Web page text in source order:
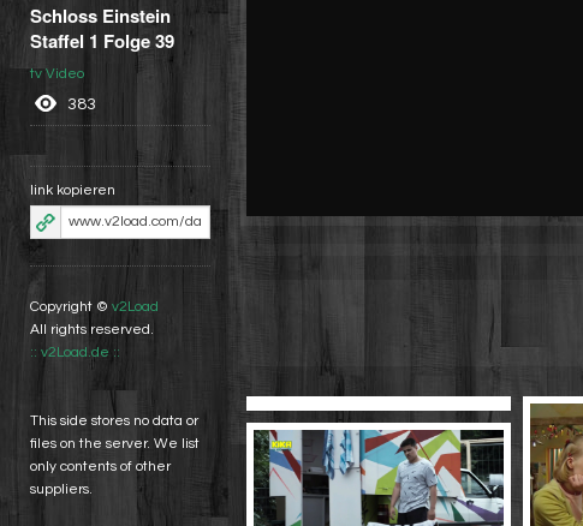
Schloss Einstein
Staffel 1 Folge 39
tv Video
383
link kopieren
Copyright © v2Load
All rights reserved.
:: v2Load.de ::
This side stores no data or
files on the server. We list
only contents of other
suppliers.